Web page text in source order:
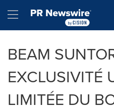
Hamburger menu
BEAM
EXCLUSIVITÉ
LIMITÉE DU